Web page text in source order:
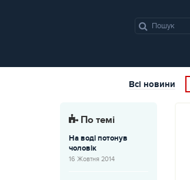
Всі новини
По темі
На воді потонув
чоловік
16 Жовтня 2014